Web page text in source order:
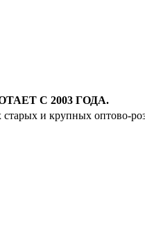
С 2003 ГОДА.
и крупных оптово-